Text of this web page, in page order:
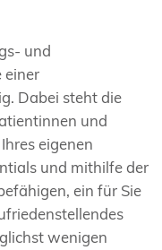
und
einer
Dabei steht die
und
eigenen
und mithilfe der
ein für Sie
wenigen